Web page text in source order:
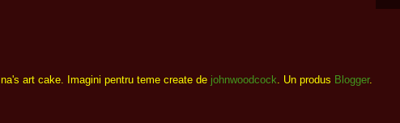
art cake. Imagini pentru teme create de johnwoodcock. Un produs Blogger.